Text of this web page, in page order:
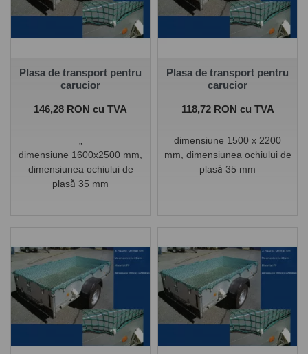
Plasa de transport pentru
carucior
Pret
146,28 RON cu TVA
dimensiune 1600x2500 mm,
dimensiunea ochiului de
plasă 35 mm
"
Plasa de transport pentru
carucior
Pret
118,72 RON cu TVA
dimensiune 1500 x 2200
mm, dimensiunea ochiului de
plasă 35 mm